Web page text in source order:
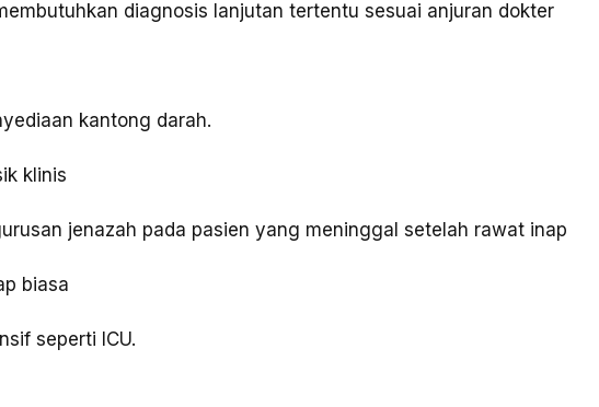
diagnosis lanjutan tertentu sesuai anjuran dokter
kantong darah.
klinis
jenazah pada pasien yang meninggal setelah rawat inap
biasa
seperti ICU.